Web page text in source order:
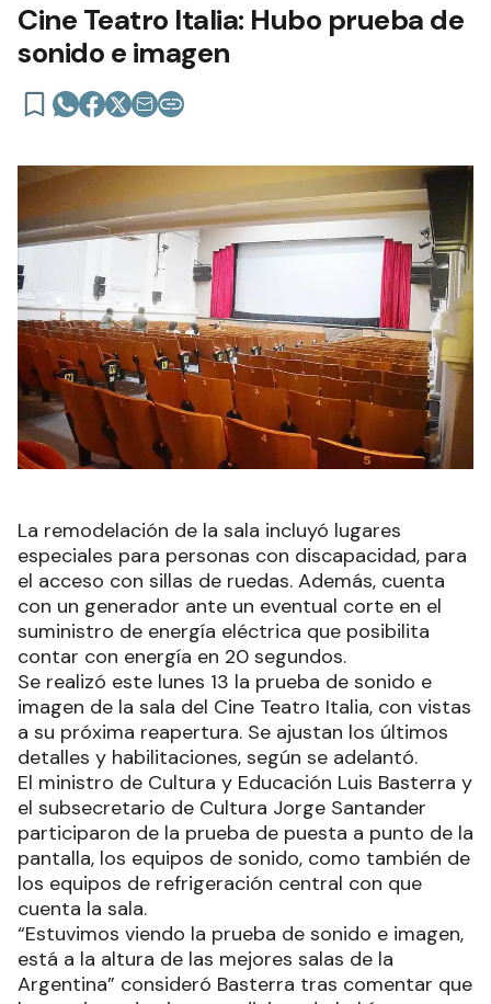
Cine Teatro Italia: Hubo prueba de
sonido e imagen
La remodelación de la sala incluyó lugares
especiales para personas con discapacidad, para
el acceso con sillas de ruedas. Además, cuenta
con un generador ante un eventual corte en el
suministro de energía eléctrica que posibilita
contar con energía en 20 segundos.
Se realizó este lunes 13 la prueba de sonido e
imagen de la sala del Cine Teatro Italia, con vistas
a su próxima reapertura. Se ajustan los últimos
detalles y habilitaciones, según se adelantó.
El ministro de Cultura y Educación Luis Basterra y
el subsecretario de Cultura Jorge Santander
participaron de la prueba de puesta a punto de la
pantalla, los equipos de sonido, como también de
los equipos de refrigeración central con que
cuenta la sala.
“Estuvimos viendo la prueba de sonido e imagen,
está a la altura de las mejores salas de la
Argentina” consideró Basterra tras comentar que